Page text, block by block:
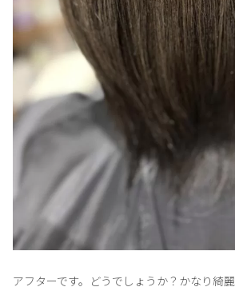
アフターです。どうでしょうか？かなり綺